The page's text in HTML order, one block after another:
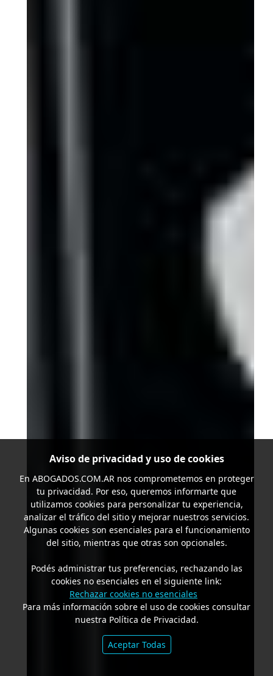
Aviso de privacidad y uso de cookies
En ABOGADOS.COM.ARnos comprometemos en proteger
tu privacidad. Por eso, queremos informarte que
utilizamos cookies para personalizar tu experiencia,
analizar el tráfico del sitio y mejorar nuestros servicios.
Algunas cookies son esenciales para el funcionamiento
del sitio, mientras que otras son opcionales.
Podés administrar tus preferencias, rechazando las
cookies no esenciales en el siguiente link:
Rechazar cookies no esenciales
Para más información sobre el uso de cookies consultar
nuestra Política de Privacidad.
Aceptar Todas